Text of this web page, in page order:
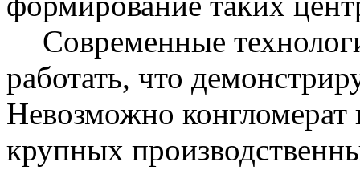
Современные
работать, что
Невозможно
крупных